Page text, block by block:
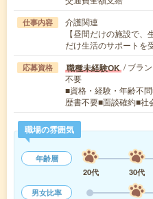
仕事内容
介護関連
【昼間だけの施設で
だけ生活のサポートを
応募資格 職種未経験OK / ブラ
不要
■資格・経験・年齢不
歴書不要■面談確約■
職場の雰囲気
年齢層
20代
30代
男女比率